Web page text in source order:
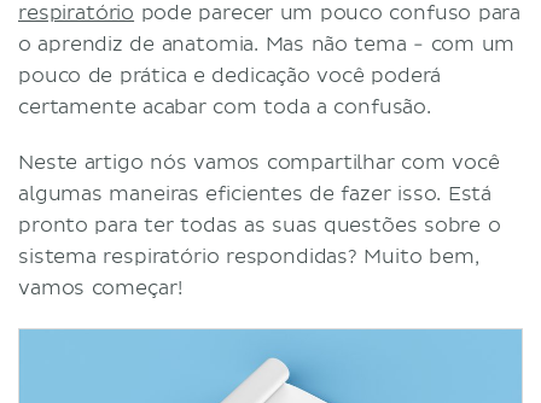
respiratório pode parecer um pouco confuso para
o aprendiz de anatomia. Mas não tema - com um
pouco de prática e dedicação você poderá
certamente acabar com toda a confusão.
Neste artigo nós vamos compartilhar com você
algumas maneiras eficientes de fazer isso. Está
pronto para ter todas as suas questões sobre o
sistema respiratório respondidas? Muito bem,
vamos começar!